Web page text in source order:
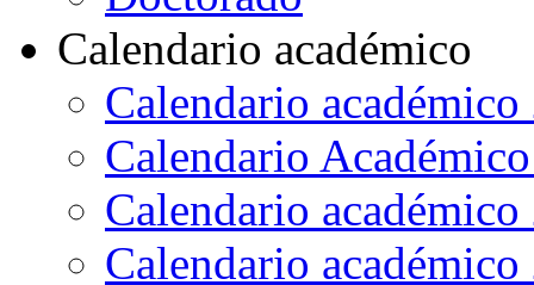
Calendario académico
Calendario académico
Calendario
Calendario académico
Calendario académico